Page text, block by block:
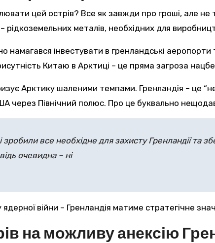
цей острів? Все як завжди про гроші, але не
металів, необхідних для
намагався інвестувати в гренландські
Китаю в Арктиці – це пряма загроза
Арктику шаленими темпами. Гренландія – це
через Північний полюс. Про це буквально
все необхідне для захисту Гренландії та
очевидна – ні
війни – Гренландія матиме стратегічне
на можливу анексію